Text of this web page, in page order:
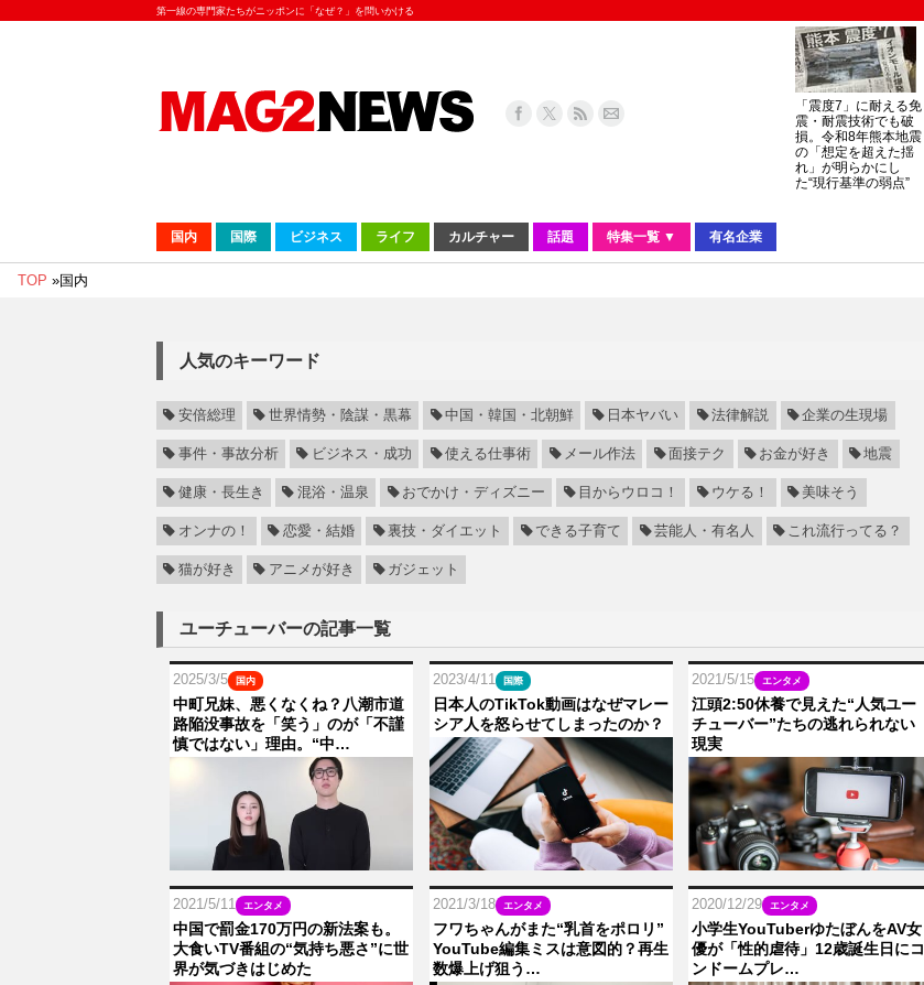
第一線の専門家たちがニッポンに「なぜ？」を問いかける
「震度7」に耐える免
震・耐震技術でも破
損。令和8年熊本地震
の「想定を超えた揺
れ」が明らかにし
た“現行基準の弱点”
国内 国際 ビジネス ライフ カルチャー 話題 特集一覧 ▼ 有名企業
TOP »国内
人気のキーワード
安倍総理 世界情勢・陰謀・黒幕 中国・韓国・北朝鮮 日本ヤバい 法律解説 企業の生現場
事件・事故分析 ビジネス・成功 使える仕事術 メール作法 面接テク お金が好き 地震
健康・長生き 混浴・温泉 おでかけ・ディズニー 目からウロコ！ ウケる！ 美味そう
オンナの！ 恋愛・結婚 裏技・ダイエット できる子育て 芸能人・有名人 これ流行ってる？
猫が好き アニメが好き ガジェット
ユーチューバーの記事一覧
2025/3/5 国内
中町兄妹、悪くなくね？八潮市道
路陥没事故を「笑う」のが「不謹
慎ではない」理由。“中…
2023/4/11 国際
日本人のTikTok動画はなぜマレー
シア人を怒らせてしまったのか？
2021/5/15 エンタメ
江頭2:50休養で見えた“人気ユー
チューバー”たちの逃れられない
現実
2021/5/11 エンタメ
中国で罰金170万円の新法案も。
大食いTV番組の“気持ち悪さ”に世
界が気づきはじめた
2021/3/18 エンタメ
フワちゃんがまた“乳首をポロリ”
YouTube編集ミスは意図的？再生
数爆上げ狙う…
2020/12/29 エンタメ
小学生YouTuberゆたぼんをAV女
優が「性的虐待」12歳誕生日にコ
ンドームプレ…